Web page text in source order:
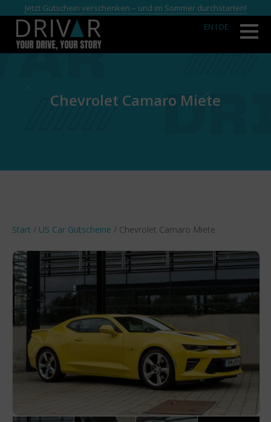
Jetzt Gutschein verschenken – und im Sommer durchstarten!
EN I DE
Chevrolet Camaro Miete
Start / US Car Gutscheine / Chevrolet Camaro Miete